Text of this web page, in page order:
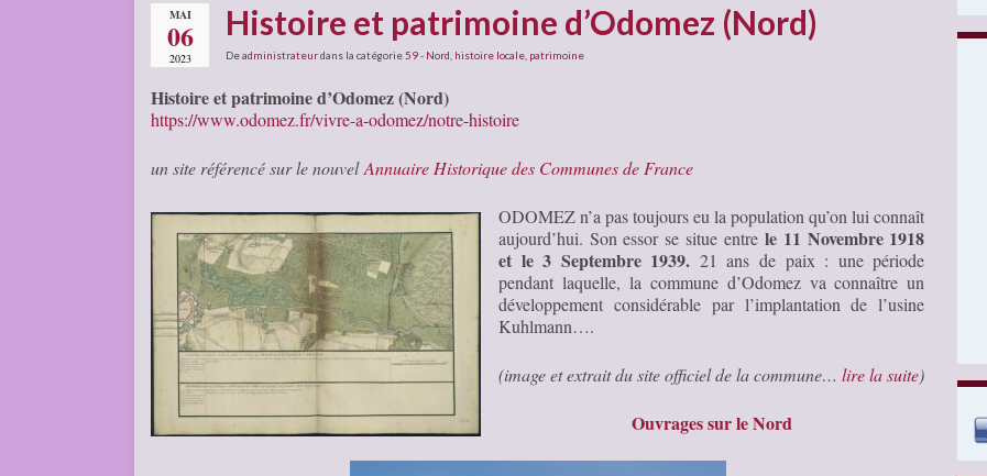
MAI
06
2023
Histoire et patrimoine d’Odomez (Nord)
Deadministrateurdans la catégorie 59 - Nord histoire locale patrimoine
Histoire et patrimoine d’Odomez (Nord)
https://www.odomez.fr/vivre-a-odomez/notre-histoire
un site référencé sur le nouvelAnnuaire Historique des Communes de France
ODOMEZ n’a pas toujours eu la population qu’on lui connaît
aujourd’hui. Son essor se situe entrele 11 Novembre 1918
et le 3 Septembre 1939. 21 ans de paix : une période
pendant laquelle, la commune d’Odomez va connaître un
développement considérable par l’implantation de l’usine
Kuhlmann….
(image et extrait du site officiel de la commune… lire la suite)
Ouvrages sur le Nord